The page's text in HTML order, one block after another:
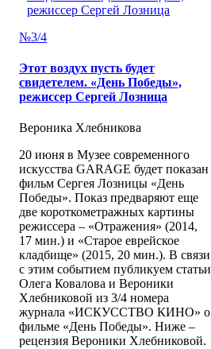
№3/4
Этот воздух пусть будет
свидетелем. «День Победы»,
режиссер Сергей Лозница
Вероника Хлебникова
20 июня в Музее современного
искусства GARAGE будет показан
фильм Сергея Лозницы «День
Победы». Показ предваряют еще
две короткометражных картины
режиссера – «Отражения» (2014,
17 мин.) и «Старое еврейское
кладбище» (2015, 20 мин.). В связи
с этим событием публикуем статьи
Олега Ковалова и Вероники
Хлебниковой из 3/4 номера
журнала «ИСКУССТВО КИНО» о
фильме «День Победы». Ниже –
рецензия Вероники Хлебниковой.